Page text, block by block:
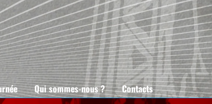
Qui sommes-nous ? Contacts